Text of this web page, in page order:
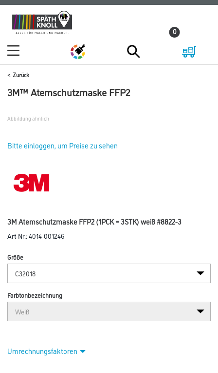
Zum
Inhalt
Zum
Navigationsmenü
0
Zurück
3M™ Atemschutzmaske FFP2
Abbildung ähnlich
Bitte einloggen, um Preise zu sehen
3M Atemschutzmaske FFP2 (1PCK = 3STK) weiß #8822-3
Art-Nr.:4014-001246
Größe
Farbtonbezeichnung
Umrechnungsfaktoren